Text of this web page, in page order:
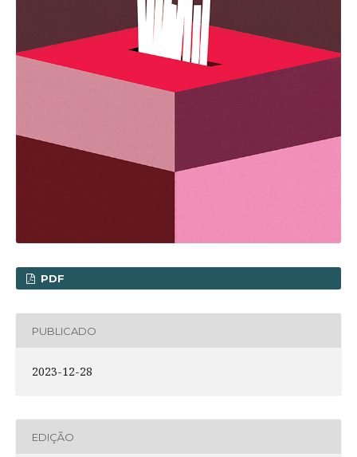
PDF
PUBLICADO
2023-12-28
EDIÇÃO